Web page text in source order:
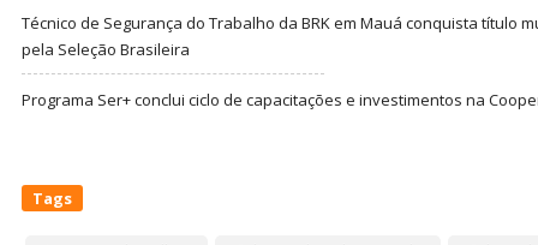
Técnico de Segurança do Trabalho da BRK em Mauá conquista título
pela Seleção Brasileira
Programa Ser+ conclui ciclo de capacitações e investimentos na
Tags